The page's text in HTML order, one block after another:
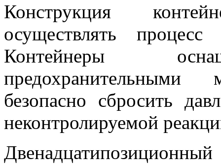
Конструкция
осуществлять процесс
Контейнеры
предохранительными
безопасно сбросить
неконтролируемой
Двенадцатипозиционный